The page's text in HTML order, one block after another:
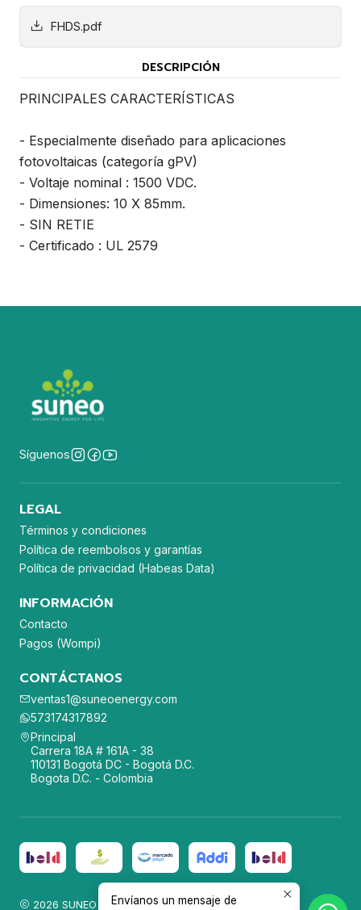
FHDS.pdf
DESCRIPCIÓN
PRINCIPALES CARACTERÍSTICAS
- Especialmente diseñado para aplicaciones
fotovoltaicas (categoría gPV)
- Voltaje nominal : 1500 VDC.
- Dimensiones: 10 X 85mm.
- SIN RETIE
- Certificado : UL 2579
Síguenos
LEGAL
Términos y condiciones
Política de reembolsos y garantías
Política de privacidad (Habeas Data)
INFORMACIÓN
Contacto
Pagos (Wompi)
CONTÁCTANOS
ventas1@suneoenergy.com
573174317892
Principal
Carrera 18A # 161A - 38
110131 Bogotá DC - Bogotá D.C.
Bogota D.C. - Colombia
2026 SUNEO ENERGY SAS.Envíanos un mensaje de